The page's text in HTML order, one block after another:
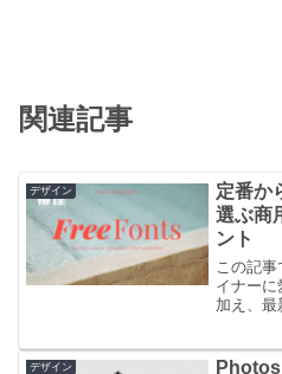
関連記事
デザイン
定番か
選ぶ商
ント
この記
イナーに
加え、最
デザイン